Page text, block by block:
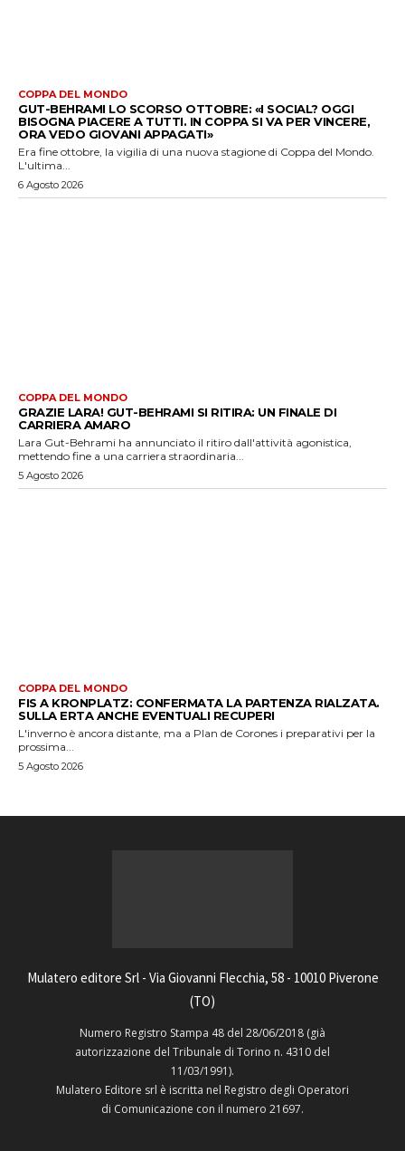
COPPA DEL MONDO
GUT-BEHRAMI LO SCORSO OTTOBRE: «I SOCIAL? OGGI
BISOGNA PIACERE A TUTTI. IN COPPA SI VA PER VINCERE,
ORA VEDO GIOVANI APPAGATI»
Era fine ottobre, la vigilia di una nuova stagione di Coppa del Mondo.
L'ultima...
6 Agosto 2026
COPPA DEL MONDO
GRAZIE LARA! GUT-BEHRAMI SI RITIRA: UN FINALE DI
CARRIERA AMARO
Lara Gut-Behrami ha annunciato il ritiro dall'attività agonistica,
mettendo fine a una carriera straordinaria...
5 Agosto 2026
COPPA DEL MONDO
FIS A KRONPLATZ: CONFERMATA LA PARTENZA RIALZATA.
SULLA ERTA ANCHE EVENTUALI RECUPERI
L'inverno è ancora distante, ma a Plan de Corones i preparativi per la
prossima...
5 Agosto 2026
Mulatero editore Srl - Via Giovanni Flecchia, 58 - 10010 Piverone
(TO)
Numero Registro Stampa 48 del 28/06/2018 (già
autorizzazione del Tribunale di Torino n. 4310 del
11/03/1991).
Mulatero Editore srl è iscritta nel Registro degli Operatori
di Comunicazione con il numero 21697.